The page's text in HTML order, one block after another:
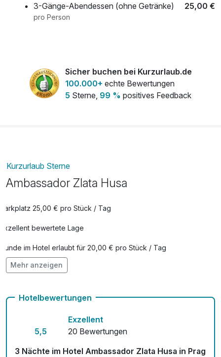
3-Gänge-Abendessen (ohne Getränke)
25,00 €
pro Person
Sicher buchen bei Kurzurlaub.de
100.000+ echte Bewertungen
5 Sterne, 99 % positives Feedback
Kurzurlaub Sterne
Ambassador Zlata Husa
Parkplatz 25,00 € pro Stück / Tag
Exzellent bewertete Lage
Hunde im Hotel erlaubt für 20,00 € pro Stück / Tag
Fahrradverleih
Mehr anzeigen
Hotelbewertungen
5,5
Exzellent
20 Bewertungen
3 Nächte im Hotel Ambassador Zlata Husa in Prag